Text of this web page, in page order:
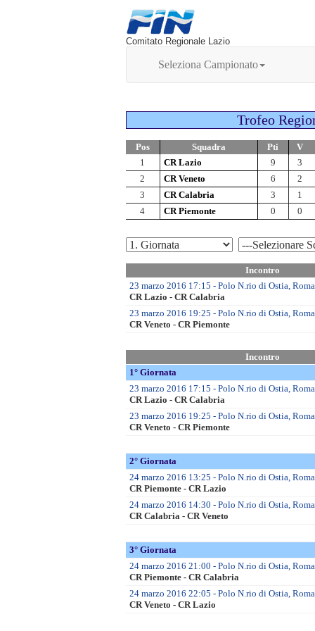
Comitato Regionale Lazio
Seleziona Campionato
Trofeo
Pos Squadra Pti
V
1
CR Lazio 9
3
2
CR Veneto 6
2
3
CR Calabria 3
1
4
CR Piemonte 0 0
Incontro
23 marzo 2016 17:15 - Polo N.rio di Ostia, Roma
CR Lazio - CR Calabria
23 marzo 2016 19:25 - Polo N.rio di Ostia, Roma
CR Veneto - CR Piemonte
Incontro
1° Giornata
23 marzo 2016 17:15 - Polo N.rio di Ostia, Roma
CR Lazio - CR Calabria
23 marzo 2016 19:25 - Polo N.rio di Ostia, Roma
CR Veneto - CR Piemonte
2° Giornata
24 marzo 2016 13:25 - Polo N.rio di Ostia, Roma
CR Piemonte - CR Lazio
24 marzo 2016 14:30 - Polo N.rio di Ostia, Roma
CR Calabria - CR Veneto
3° Giornata
24 marzo 2016 21:00 - Polo N.rio di Ostia, Roma
CR Piemonte - CR Calabria
24 marzo 2016 22:05 - Polo N.rio di Ostia, Roma
CR Veneto - CR Lazio